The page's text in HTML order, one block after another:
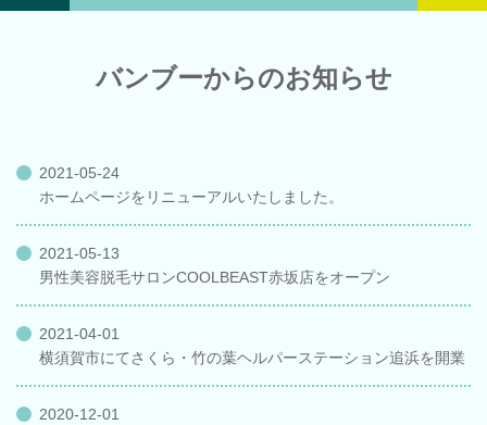
バンブーからのお知らせ
2021-05-24
ホームページをリニューアルいたしました。
2021-05-13
男性美容脱毛サロンCOOLBEAST赤坂店をオープン
2021-04-01
横須賀市にてさくら・竹の葉ヘルパーステーション追浜を開業
2020-12-01